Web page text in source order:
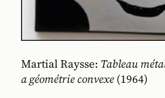
Martial Raysse: Tableau
a géométrie convexe(1964)